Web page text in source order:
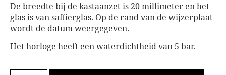
De breedte bij de kastaanzet is 20 millimeter en het
glas is van saffierglas. Op de rand van de wijzerplaat
wordt de datum weergegeven.
Het horloge heeft een waterdichtheid van 5 bar.